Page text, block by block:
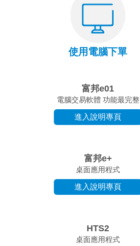
使用電腦下單
富邦e01
電腦交易軟體 功能最完整
進入說明專頁
富邦e+
桌面應用程式
進入說明專頁
HTS2
桌面應用程式